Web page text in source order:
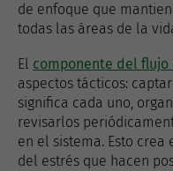
de enfoque que
todas las áreas de la
El componente del
aspectos tácticos:
significa cada uno,
revisarlos
en el sistema. Esto
del estrés que hacen